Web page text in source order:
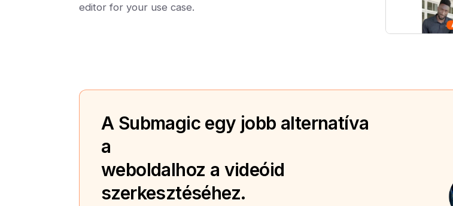
editor for your use case.
A Submagic egy jobb alternatíva
a
weboldalhoz a videóid
szerkesztéséhez.